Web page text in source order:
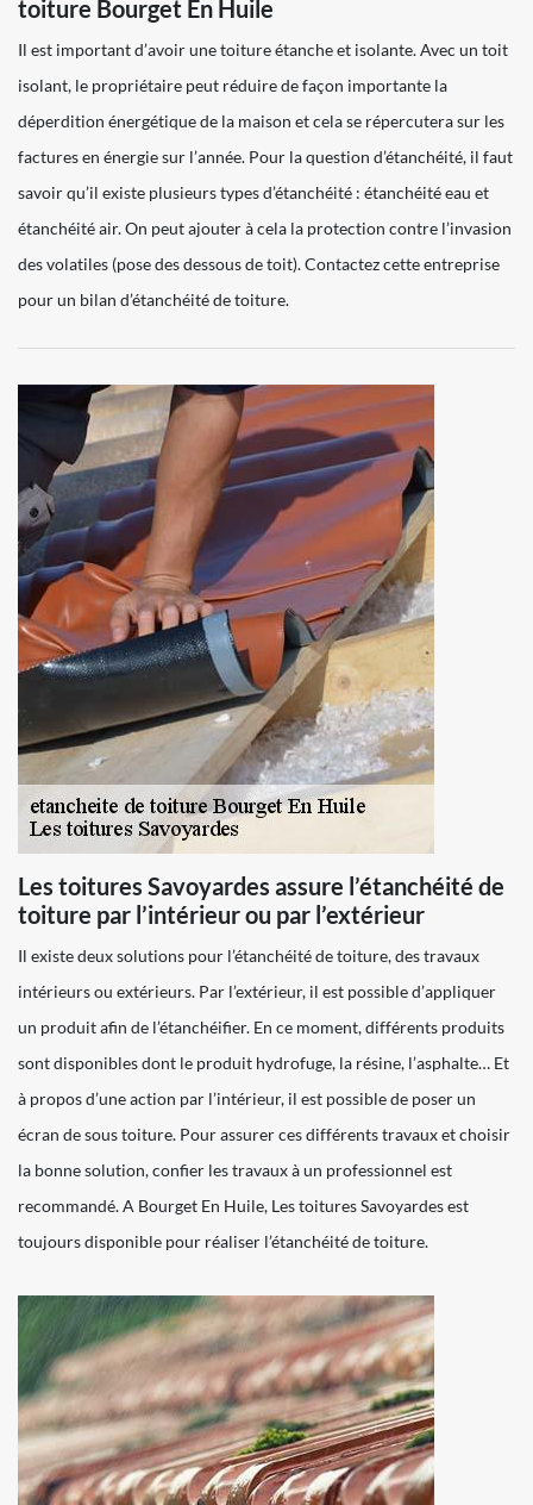
toiture Bourget En Huile
Il est important d’avoir une toiture étanche et isolante. Avec un toit
isolant, le propriétaire peut réduire de façon importante la
déperdition énergétique de la maison et cela se répercutera sur les
factures en énergie sur l’année. Pour la question d’étanchéité, il faut
savoir qu’il existe plusieurs types d’étanchéité : étanchéité eau et
étanchéité air. On peut ajouter à cela la protection contre l’invasion
des volatiles (pose des dessous de toit). Contactez cette entreprise
pour un bilan d’étanchéité de toiture.
Les toitures Savoyardes assure l’étanchéité de
toiture par l’intérieur ou par l’extérieur
Il existe deux solutions pour l’étanchéité de toiture, des travaux
intérieurs ou extérieurs. Par l’extérieur, il est possible d’appliquer
un produit afin de l’étanchéifier. En ce moment, différents produits
sont disponibles dont le produit hydrofuge, la résine, l’asphalte… Et
à propos d’une action par l’intérieur, il est possible de poser un
écran de sous toiture. Pour assurer ces différents travaux et choisir
la bonne solution, confier les travaux à un professionnel est
recommandé. A Bourget En Huile, Les toitures Savoyardes est
toujours disponible pour réaliser l’étanchéité de toiture.